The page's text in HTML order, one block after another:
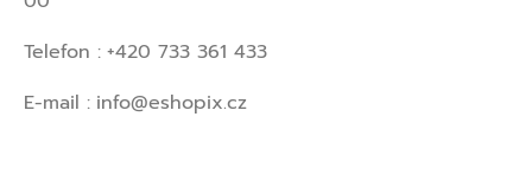
Telefon : +420 733 361 433
E-mail : info@eshopix.cz